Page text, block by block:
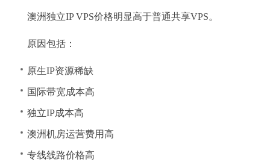
澳洲独立IP VPS价格明显高于普通共享VPS。
原因包括：
原生IP资源稀缺
国际带宽成本高
独立IP成本高
澳洲机房运营费用高
专线线路价格高